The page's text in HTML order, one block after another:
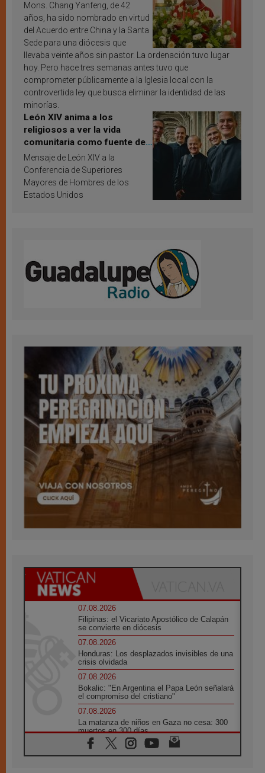
Mons. Chang Yanfeng, de 42
años, ha sido nombrado en virtud
del Acuerdo entre China y la Santa
Sede para una diócesis que
llevaba veinte años sin pastor. La ordenación tuvo lugar
hoy. Pero hace tres semanas antes tuvo que
comprometer públicamente a la Iglesia local con la
controvertida ley que busca eliminar la identidad de las
minorías.
León XIV anima a los
religiosos a ver la vida
comunitaria como fuente de
inspiración y santificación
Mensaje de León XIV a la
Conferencia de Superiores
Mayores de Hombres de los
Estados Unidos
07.08.2026
Filipinas: el Vicariato Apostólico de Calapán
se convierte en diócesis
07.08.2026
Honduras: Los desplazados invisibles de una
crisis olvidada
07.08.2026
Bokalic: "En Argentina el Papa León señalará
el compromiso del cristiano"
07.08.2026
La matanza de niños en Gaza no cesa: 300
muertos en 300 días
07.08.2026
Tagle: La guerra desfigura el mundo, solo la